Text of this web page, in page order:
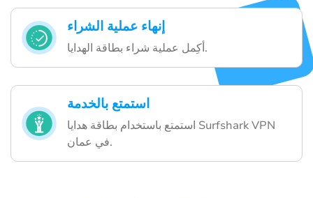
إنهاء عملية الشراء
أكِمل عملية شراء بطاقة الهدايا.
استمتع بالخدمة
استمتع باستخدام بطاقة هدايا Surfshark VPN
في عمان.